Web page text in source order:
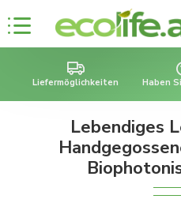
Liefermöglichkeiten Haben
Lebendiges